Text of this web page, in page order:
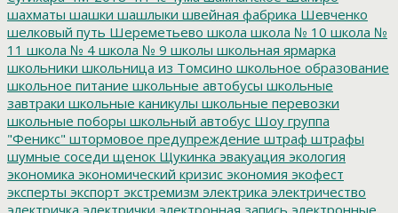
шахматы шашки шашлыки швейная фабрика Шевченко
шелковый путь Шереметьево школа школа № 10 школа №
11 школа № 4 школа № 9 школы школьная ярмарка
школьники школьница из Томсино школьное образование
школьное питание школьные автобусы школьные
завтраки школьные каникулы школьные перевозки
школьные поборы школьный автобус Шоу группа
"Феникс" штормовое предупреждение штраф штрафы
шумные соседи щенок Щукинка эвакуация экология
экономика экономический кризис экономия экофест
эксперты экспорт экстремизм электрика электричество
электричка электрички электронная запись электронные